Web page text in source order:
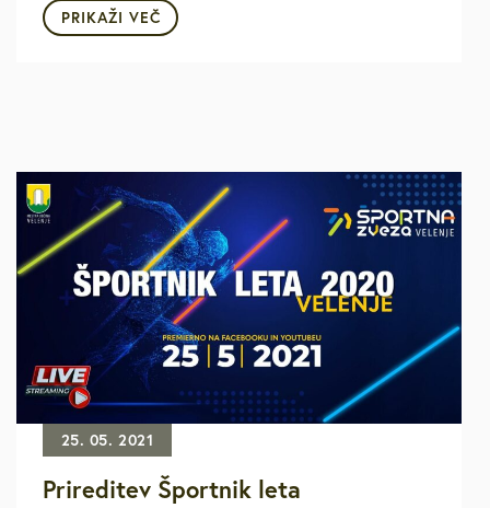
PRIKAŽI VEČ
25. 05. 2021
Prireditev Športnik leta